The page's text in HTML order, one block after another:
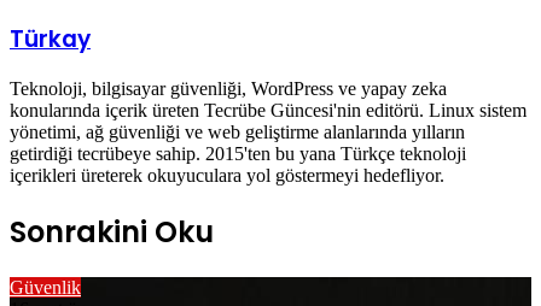
Türkay
Teknoloji, bilgisayar güvenliği, WordPress ve yapay zeka
konularında içerik üreten Tecrübe Güncesi'nin editörü. Linux sistem
yönetimi, ağ güvenliği ve web geliştirme alanlarında yılların
getirdiği tecrübeye sahip. 2015'ten bu yana Türkçe teknoloji
içerikleri üreterek okuyuculara yol göstermeyi hedefliyor.
Sonrakini Oku
Güvenlik